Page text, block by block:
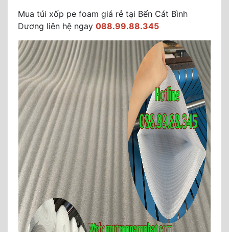
Mua túi xốp pe foam giá rẻ tại Bến Cát Bình
Dương liên hệ ngay 088.99.88.345